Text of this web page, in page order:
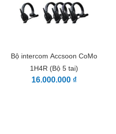
Bộ intercom Accsoon CoMo
1H4R (Bộ 5 tai)
16.000.000 ₫